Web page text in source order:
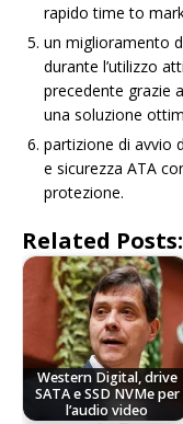
rapido time to
un miglioramento
durante l’utilizzo
precedente grazie
una soluzione
partizione di avvio
e sicurezza ATA
protezione.
Related Posts:
Western Digital, drive
SATA e SSD NVMe per
l’audio video